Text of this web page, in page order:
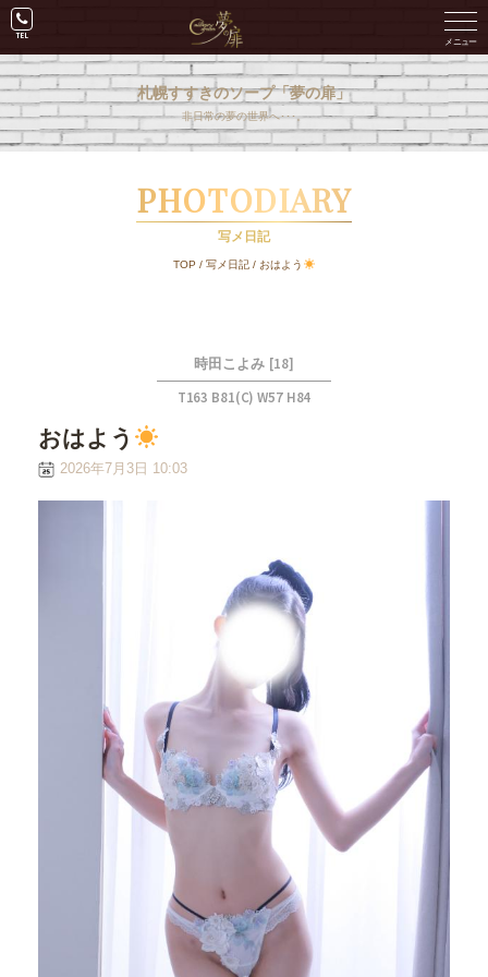
札幌すすきのソープ「夢の扉」
非日常の夢の世界へ･･･。
PHOTODIARY
写メ日記
TOP / 写メ日記/ おはよう
時田こよみ [18]
T163 B81(C) W57 H84
おはよう
2026年7月3日 10:03